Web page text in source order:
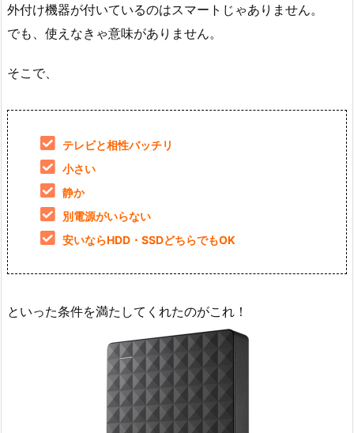
外付け機器が付いているのはスマートじゃありません。
でも、使えなきゃ意味がありません。
そこで、
テレビと相性バッチリ
小さい
静か
別電源がいらない
安いならHDD・SSDどちらでもOK
といった条件を満たしてくれたのがこれ！